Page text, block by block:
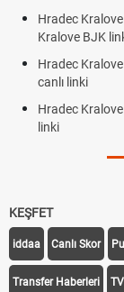
Hradec
Kralove BJK
Hradec
canlı linki
Hradec
linki
KEŞFET
iddaa Canlı Skor
Transfer Haberleri